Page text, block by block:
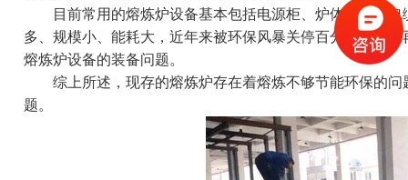
目前常用的熔炼炉设备基本包括电源柜、炉体、水冷电
多、规模小、能耗大，近年来被环保风暴关停百分之八十
熔炼炉设备的装备问题。
综上所述，现存的熔炼炉存在着熔炼不够节能环保的问
题。